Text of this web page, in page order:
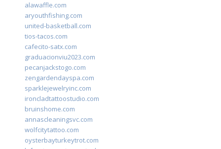
alawaffle.com
aryouthfishing.com
united-basketball.com
tios-tacos.com
cafecito-satx.com
graduacionviu2023.com
pecanjackstogo.com
zengardendayspa.com
sparklejewelryinc.com
ironcladtattoostudio.com
bruinshome.com
annascleaningsvc.com
wolfcitytattoo.com
oysterbayturkeytrot.com